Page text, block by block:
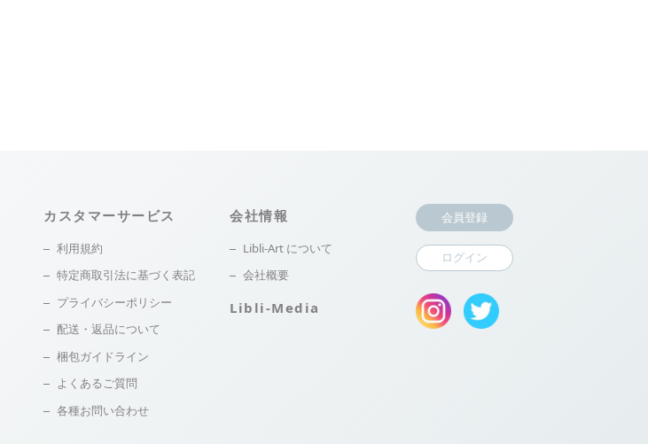
カスタマーサービス
利用規約
特定商取引法に基づく表記
プライバシーポリシー
配送・返品について
梱包ガイドライン
よくあるご質問
各種お問い合わせ
会社情報
Libli-Art について
会社概要
Libli-Media
会員登録
ログイン